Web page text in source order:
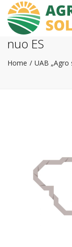
UAB „Agro
nuo ES
Home UAB „Agro